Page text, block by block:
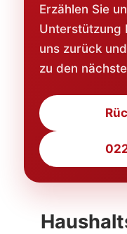
Erzählen Sie
Unterstützung
uns zurück
zu den